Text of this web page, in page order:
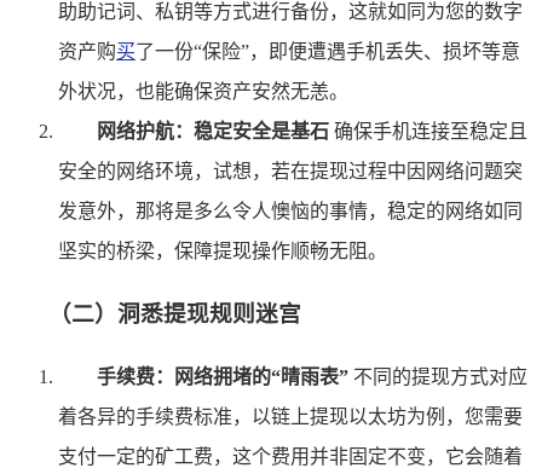
助助记词、私钥等方式进行备份，这就如同为您的数字
资产购买了一份“保险”，即便遭遇手机丢失、损坏等意
外状况，也能确保资产安然无恙。
网络护航：稳定安全是基石 确保手机连接至稳定且
安全的网络环境，试想，若在提现过程中因网络问题突
发意外，那将是多么令人懊恼的事情，稳定的网络如同
坚实的桥梁，保障提现操作顺畅无阻。
（二）洞悉提现规则迷宫
手续费：网络拥堵的“晴雨表” 不同的提现方式对应
着各异的手续费标准，以链上提现以太坊为例，您需要
支付一定的矿工费，这个费用并非固定不变，它会随着